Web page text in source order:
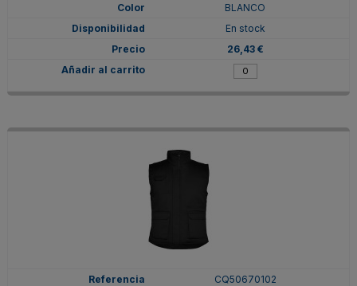
BLANCO
En stock
26,43 €
CQ50670102